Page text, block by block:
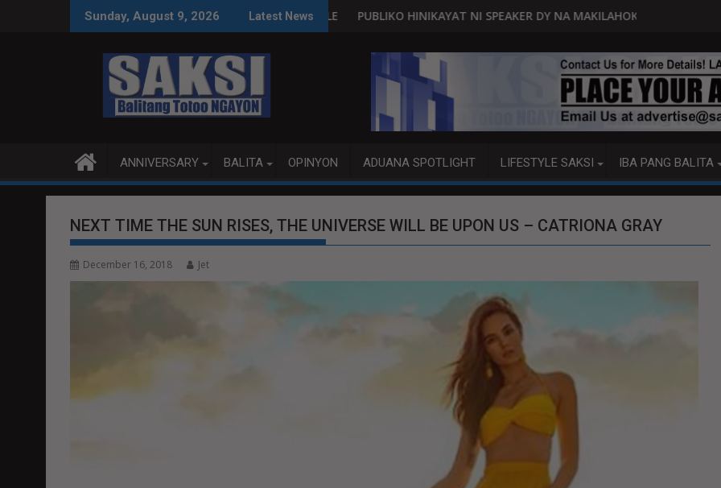
Sunday, August 9, 2026 Latest News
WPS O MAGBITIWNA SUSPENDIHIN IMPLEMENTASYON NG RPVARAPUBLIKO HINIKAYAT NI SPEAKER DY NA MAKILAHOK SA PAGBUO NG MGA BATAS
MALACAÑANG PINAAARAL NA SA
ANNIVERSARY BALITA OPINYON ADUANA SPOTLIGHT LIFESTYLE SAKSI IBA PANG BALITA
NEXT TIME THE SUN RISES, THE UNIVERSE WILL BE UPON US – CATRIONA GRAY
December 16, 2018 Jet